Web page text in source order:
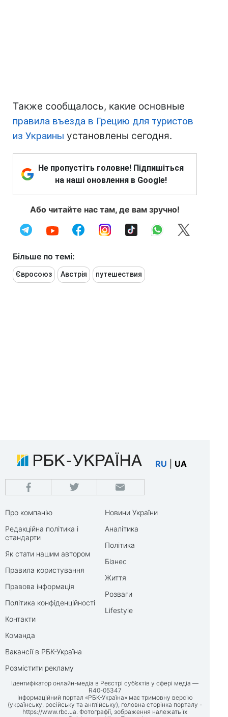
Также сообщалось, какие основные
правила въезда в Грецию для туристов
из Украины установлены сегодня.
Не пропустіть головне! Підпишіться
на наші оновлення в Google!
Або читайте нас там, де вам зручно!
Більше по темі:
Євросоюз Австрія путешествия
RU UA
Про компанію
Редакційна політика і
стандарти
Як стати нашим автором
Правила користування
Правова інформація
Політика конфіденційності
Контакти
Команда
Вакансії в РБК-Україна
Розмістити рекламу
Новини України
Аналітика
Політика
Бізнес
Життя
Розваги
Lifestyle
Ідентифікатор онлайн-медіа в Реєстрі суб’єктів у сфері медіа —
R40-05347
Інформаційний портал «РБК-Україна» має тримовну версію
(українську, російську та англійську), головна сторінка порталу -
https://www.rbc.ua . Фотографії, зображення належать їх